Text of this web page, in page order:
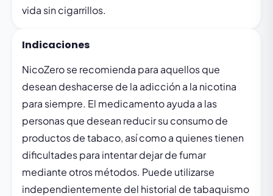
vida sin cigarrillos.
Indicaciones
NicoZero se recomienda para aquellos que
desean deshacerse de la adicción a la nicotina
para siempre. El medicamento ayuda a las
personas que desean reducir su consumo de
productos de tabaco, así como a quienes tienen
dificultades para intentar dejar de fumar
mediante otros métodos. Puede utilizarse
independientemente del historial de tabaquismo